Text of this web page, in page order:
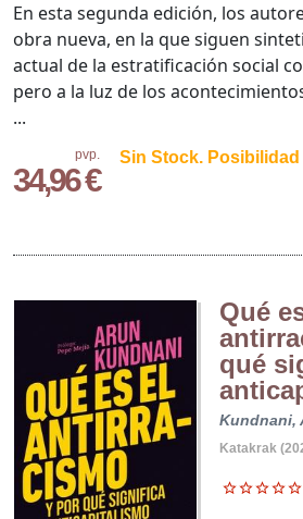
pvp.
34,96 €
Sin Stock. Posibilidad
En esta segunda edición, los
obra nueva, en la que siguen
actual de la estratificación social
pero a la luz de los
...
Qué
qué
Kundnani,
Katakrak